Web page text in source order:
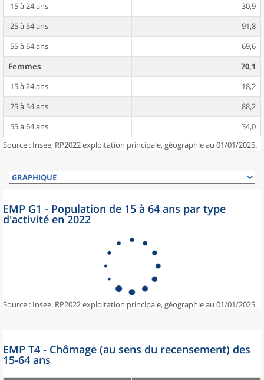
15 à 24 ans
30,9
25 à 54 ans
91,8
55 à 64 ans
69,6
Femmes
70,1
15 à 24 ans
18,2
25 à 54 ans
88,2
55 à 64 ans
34,0
Source : Insee, RP2022 exploitation principale, géographie au 01/01/2025.
EMP G1 - Population de 15 à 64 ans par type
d'activité en 2022
Source : Insee, RP2022 exploitation principale, géographie au 01/01/2025.
EMP T4 - Chômage (au sens du recensement) des
15-64 ans